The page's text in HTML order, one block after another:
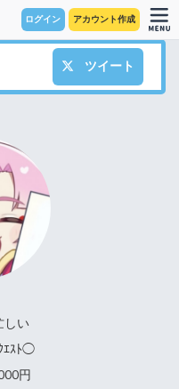
ログイン アカウント作成
ツイート
しい
ｴｽﾄ◯
円